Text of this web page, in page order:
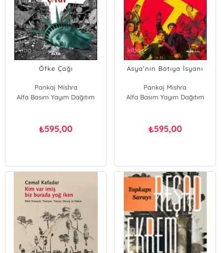
Öfke Çağı
Pankaj Mishra
Alfa Basım Yayım Dağıtım
₺595,00
Asya'nın Batıya İsyanı
Pankaj Mishra
Alfa Basım Yayım Dağıtım
₺595,00